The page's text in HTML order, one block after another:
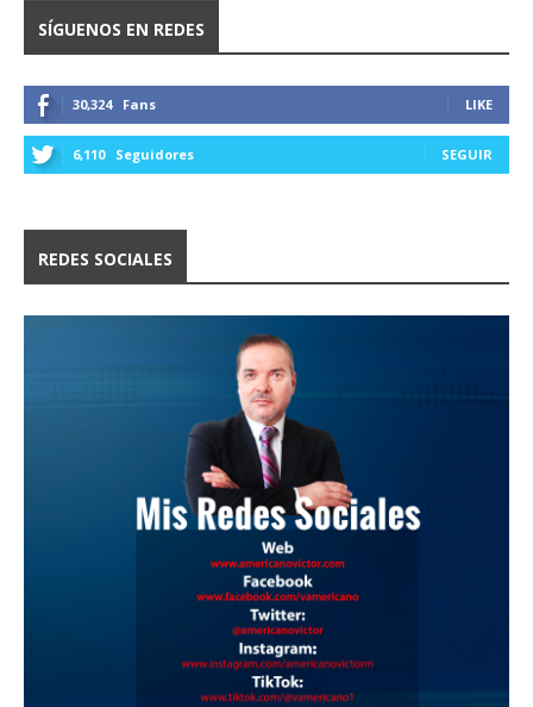
SÍGUENOS EN REDES
30,324 Fans LIKE
6,110 Seguidores SEGUIR
REDES SOCIALES